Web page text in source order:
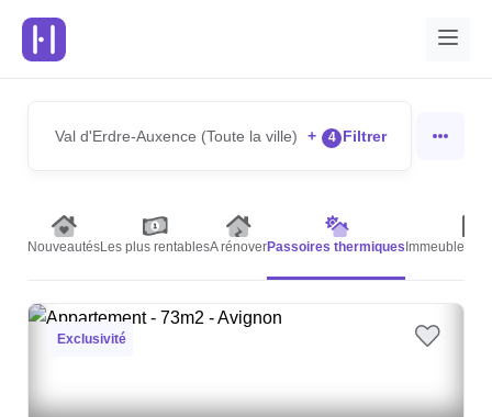
Val d'Erdre-Auxence (Toute la ville) + 4 Filtrer
NouveautésLes plus rentablesA rénoverPassoires thermiques Immeubles
Exclusivité